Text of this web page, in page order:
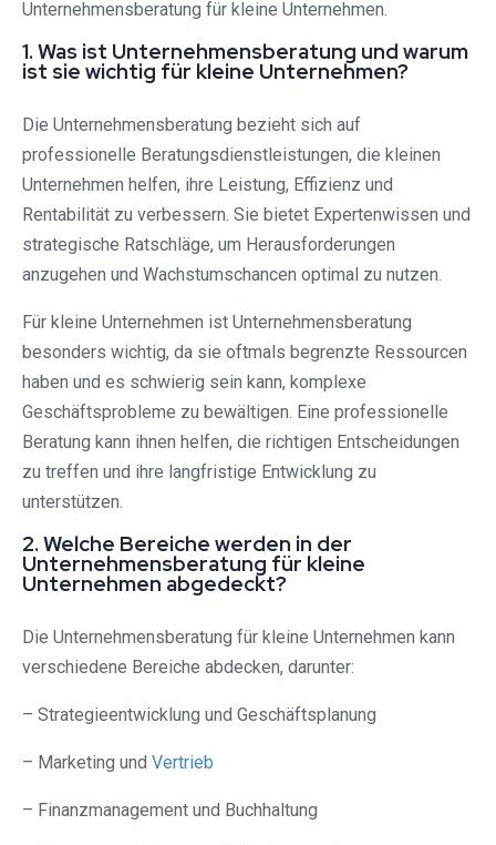
Unternehmensberatung für kleine Unternehmen.
1. Was ist Unternehmensberatung und warum
ist sie wichtig für kleine Unternehmen?
Die Unternehmensberatung bezieht sich auf
professionelle Beratungsdienstleistungen, die kleinen
Unternehmen helfen, ihre Leistung, Effizienz und
Rentabilität zu verbessern. Sie bietet Expertenwissen und
strategische Ratschläge, um Herausforderungen
anzugehen und Wachstumschancen optimal zu nutzen.
Für kleine Unternehmen ist Unternehmensberatung
besonders wichtig, da sie oftmals begrenzte Ressourcen
haben und es schwierig sein kann, komplexe
Geschäftsprobleme zu bewältigen. Eine professionelle
Beratung kann ihnen helfen, die richtigen Entscheidungen
zu treffen und ihre langfristige Entwicklung zu
unterstützen.
2. Welche Bereiche werden in der
Unternehmensberatung für kleine
Unternehmen abgedeckt?
Die Unternehmensberatung für kleine Unternehmen kann
verschiedene Bereiche abdecken, darunter:
– Strategieentwicklung und Geschäftsplanung
– Marketing und Vertrieb
– Finanzmanagement und Buchhaltung